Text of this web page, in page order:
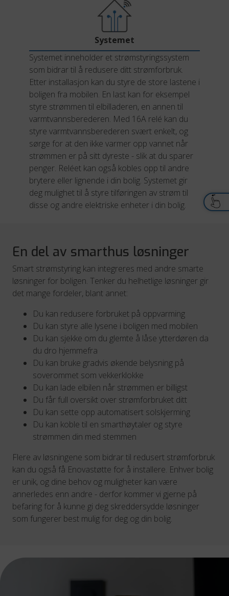
Systemet
Systemet inneholder et strømstyringssystem
som bidrar til å redusere ditt strømforbruk.
Etter installasjon kan du styre de store lastene i
boligen fra mobilen. En last kan for eksempel
styre strømmen til elbilladeren, en annen til
varmtvannsberederen. Med 16A relé kan du
styre varmtvannsberederen svært enkelt, og
sørge for at den ikke varmer opp vannet når
strømmen er på sitt dyreste - slik at du sparer
penger. Reléet kan også kobles opp til andre
brytere eller lignende i din bolig. Systemet gir
deg mulighet til å styre tilføringen av strøm til
disse og andre elektriske enheter i din bolig.
En del av smarthus løsninger
Smart strømstyring kan integreres med andre smarte
løsninger for boligen. Tenker du helhetlige løsninger gir
det mange fordeler, blant annet:
Du kan redusere forbruket på oppvarming
Du kan styre alle lysene i boligen med mobilen
Du kan sjekke om du glemte å låse ytterdøren da
du dro hjemmefra
Du kan bruke gradvis økende belysning på
soverommet som vekkerklokke
Du kan lade elbilen når strømmen er billigst
Du får full oversikt over strømforbruket ditt
Du kan sette opp automatisert solskjerming
Du kan koble til en smarthøytaler og styre
strømmen din med stemmen
Flere av løsningene som bidrar til redusert strømforbruk
kan du også få Enovastøtte for å installere. Enhver bolig
er unik, og dine behov og muligheter kan være
annerledes enn andre - derfor kommer vi gjerne på
befaring for å kunne gi deg skreddersydde løsninger
som fungerer best mulig for deg og din bolig.